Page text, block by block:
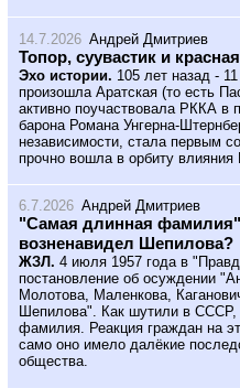
14.7.2026 Андрей Дмитриев
Топор, суувастик и
Эхо истории. 105 лет назад -
произошла Аратская (то есть
активно поучаствовала РККА в
барона Романа Унгерна-
независимости, стала первым
прочно вошла в орбиту влияния
6.7.2026 Андрей Дмитриев
"Самая длинная
возненавидел Шепилова?
ЖЗЛ. 4 июля 1957 года в
постановление об осуждении
Молотова, Маленкова,
Шепилова". Как шутили в СССР,
фамилия. Реакция граждан на
само оно имело далёкие
общества.